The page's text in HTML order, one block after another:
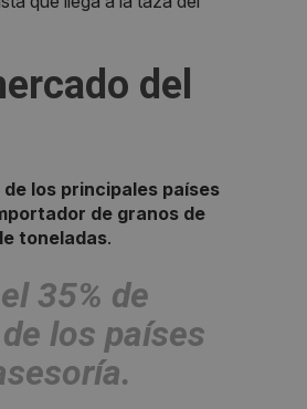
del
de los principales países
de granos de
toneladas.
35% de
los países